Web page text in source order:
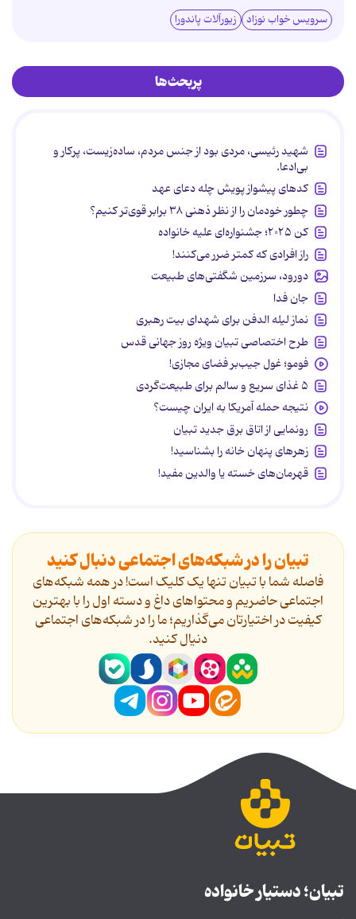
سرویس خواب نوزاد زیورآلات پاندورا
پربحث‌ها
شهید رئیسی، مردی بود از جنس مردم، ساده‌زیست، پرکار و
بی‌ادعا.
کدهای پیشواز پویش چله دعای عهد
چطور خودمان را از نظر ذهنی ۳۸ برابر قوی‌تر کنیم؟
کن ۲۰۲۵؛ جشنواره‌ای علیه خانواده
راز افرادی که کمتر ضرر می‌کنند!
دورود، سرزمین شگفتی‌های طبیعت
جان فدا
نماز لیله الدفن برای شهدای بیت رهبری
طرح اختصاصی تبیان ویژه روز جهانی قدس
فومو؛ غول جیب‌بر فضای مجازی!
۵ غذای سریع و سالم برای طبیعت‌گردی
نتیجه حمله آمریکا به ایران چیست؟
رونمایی از اتاق برق جدید تبیان
زهرهای پنهان خانه را بشناسید!
قهرمان‌های خسته یا والدین مفید!
تبیان را در شبکه‌های اجتماعی دنبال کنید
فاصله شما با تبیان تنها یک کلیک است! در همه شبکه‌های
اجتماعی حاضریم و محتواهای داغ و دسته اول را با بهترین
کیفیت در اختیارتان می‌گذاریم؛ ما را در شبکه‌های اجتماعی
دنیال کنید.
تبیان؛ دستیار خانواده